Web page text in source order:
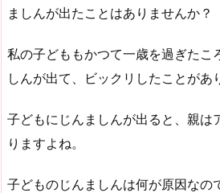
ましんが出たことはありませんか？
私の子どももかつて一歳を過ぎたこ
しんが出て、ビックリしたことがあ
子どもにじんましんが出ると、親は
りますよね。
子どものじんましんは何が原因なの